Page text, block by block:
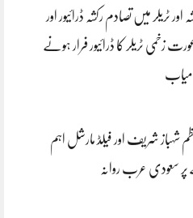
اور ٹریلر میں تصادم رکشہ ڈرائیور اور
زخمی ٹریلر کا ڈرائیور فرار ہونے
شہباز شریف اور فیلڈ مارشل اہم
سعودی عرب روانہ